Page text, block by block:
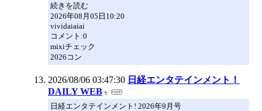
続きを読む
2026年08月05日10:20
vividaiaiai
コメント:0
mixiチェック
2026コン
2026/08/06 03:47:30 日経エンタテインメント！
DAILY WEB
日経エンタテインメント! 2026年9月号